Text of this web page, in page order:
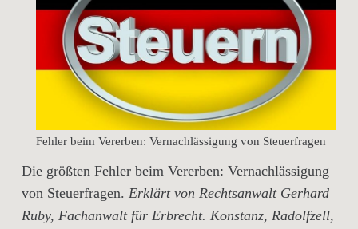
Fehler beim Vererben: Vernachlässigung von Steuerfragen
Die größten Fehler beim Vererben: Vernachlässigung
von Steuerfragen. Erklärt von Rechtsanwalt Gerhard
Ruby, Fachanwalt für Erbrecht. Konstanz, Radolfzell,